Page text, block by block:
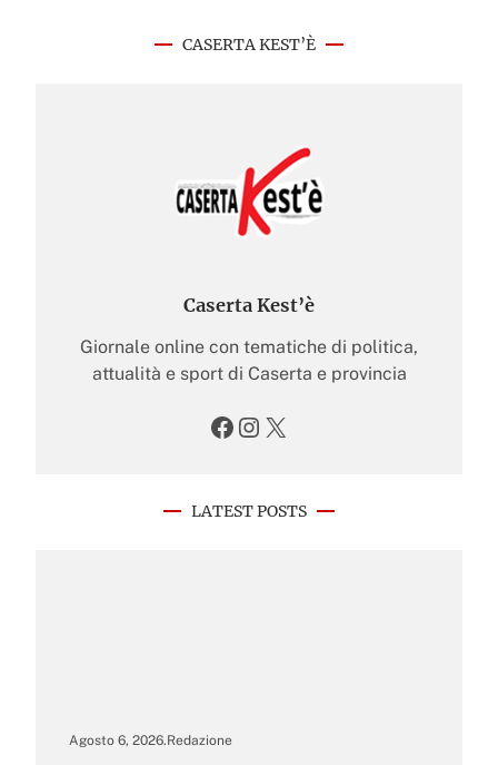
CASERTA KEST’È
Caserta Kest’è
Giornale online con tematiche di politica,
attualità e sport di Caserta e provincia
Facebook Instagram X
LATEST POSTS
Agosto 6, 2026.Redazione